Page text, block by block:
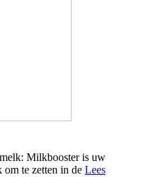
Milkbooster is uw
om te zetten in de Lees